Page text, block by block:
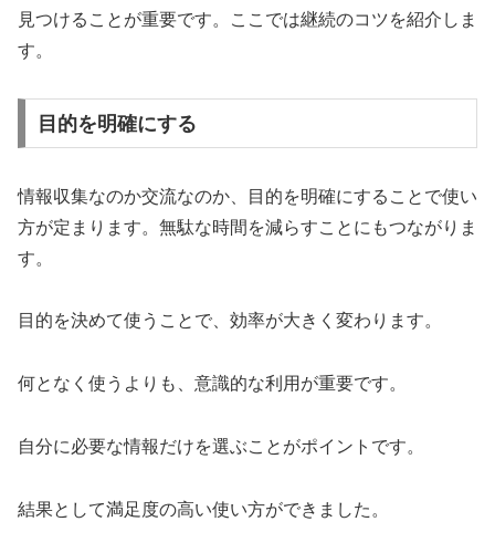
見つけることが重要です。ここでは継続のコツを紹介しま
す。
目的を明確にする
情報収集なのか交流なのか、目的を明確にすることで使い
方が定まります。無駄な時間を減らすことにもつながりま
す。
目的を決めて使うことで、効率が大きく変わります。
何となく使うよりも、意識的な利用が重要です。
自分に必要な情報だけを選ぶことがポイントです。
結果として満足度の高い使い方ができました。